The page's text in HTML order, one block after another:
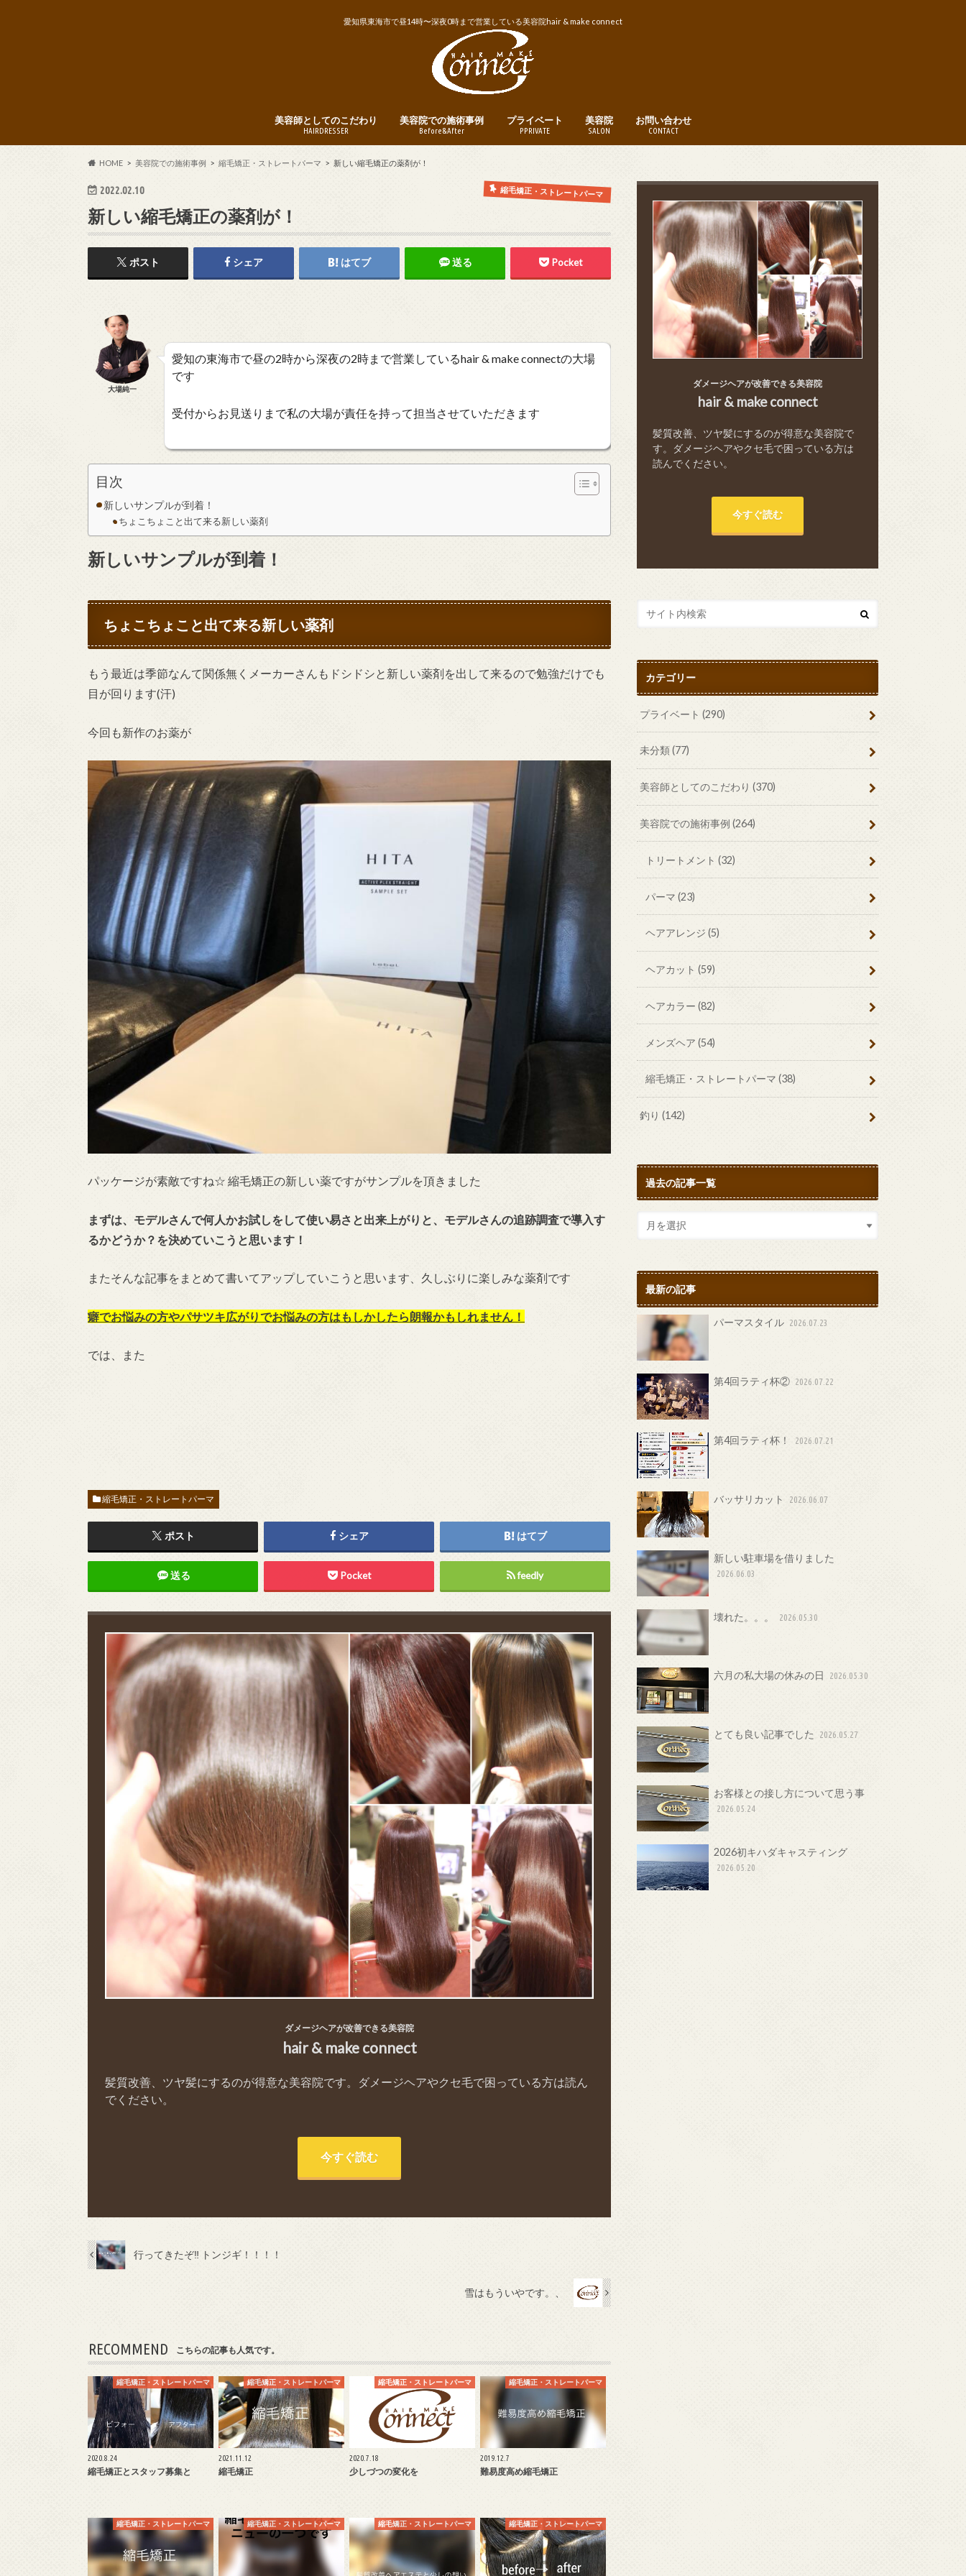
愛知県東海市で昼14時〜深夜0時まで営業している美容院hair & make connect
美容師としてのこだわり
HAIRDRESSER
美容院での施術事例
Before&After
プライベート
PPRIVATE
美容院
SALON
お問い合わせ
CONTACT
HOME 美容院での施術事例 縮毛矯正・ストレートパーマ 新しい縮毛矯正の薬剤が！
2022.02.10 縮毛矯正・ストレートパーマ
新しい縮毛矯正の薬剤が！
ポスト シェア はてブ 送る Pocket
大場純一
愛知の東海市で昼の2時から深夜の2時まで営業しているhair & make connectの大場
です
受付からお見送りまで私の大場が責任を持って担当させていただきます
目次
新しいサンプルが到着！
ちょこちょこと出て来る新しい薬剤
新しいサンプルが到着！
ちょこちょこと出て来る新しい薬剤
もう最近は季節なんて関係無くメーカーさんもドシドシと新しい薬剤を出して来るので勉強だけでも
目が回ります(汗)
今回も新作のお薬が
パッケージが素敵ですね☆ 縮毛矯正の新しい薬ですがサンプルを頂きました
まずは、モデルさんで何人かお試しをして使い易さと出来上がりと、モデルさんの追跡調査で導入す
るかどうか？を決めていこうと思います！
またそんな記事をまとめて書いてアップしていこうと思います、久しぶりに楽しみな薬剤です
癖でお悩みの方やパサツキ広がりでお悩みの方はもしかしたら朗報かもしれません！
では、また
縮毛矯正・ストレートパーマ
ポスト シェア はてブ
送る Pocket feedly
ダメージヘアが改善できる美容院
hair & make connect
髪質改善、ツヤ髪にするのが得意な美容院です。ダメージヘアやクセ毛で困っている方は読ん
でください。
今すぐ読む
行ってきたぞ‼︎ トンジギ！！！！
雪はもういやです。、
RECOMMEND こちらの記事も人気です。
縮毛矯正・ストレートパーマ
2020.8.24
縮毛矯正とスタッフ募集と
縮毛矯正・ストレートパーマ
2021.11.12
縮毛矯正
縮毛矯正・ストレートパーマ
2020.7.18
少しづつの変化を
縮毛矯正・ストレートパーマ
2019.12.7
難易度高め縮毛矯正
縮毛矯正・ストレートパーマ 縮毛矯正・ストレートパーマ 縮毛矯正・ストレートパーマ 縮毛矯正・ストレートパーマ
ダメージヘアが改善できる美容院
hair & make connect
髪質改善、ツヤ髪にするのが得意な美容院で
す。ダメージヘアやクセ毛で困っている方は
読んでください。
今すぐ読む
カテゴリー
プライベート(290)
未分類(77)
美容師としてのこだわり(370)
美容院での施術事例(264)
トリートメント (32)
パーマ (23)
ヘアアレンジ (5)
ヘアカット (59)
ヘアカラー (82)
メンズヘア (54)
縮毛矯正・ストレートパーマ (38)
釣り(142)
過去の記事一覧
最新の記事
パーマスタイル 2026.07.23
第4回ラティ杯② 2026.07.22
第4回ラティ杯！ 2026.07.21
バッサリカット 2026.06.07
新しい駐車場を借りました
2026.06.03
壊れた。。。 2026.05.30
六月の私大場の休みの日 2026.05.30
とても良い記事でした 2026.05.27
お客様との接し方について思う事
2026.05.24
2026初キハダキャスティング
2026.05.20